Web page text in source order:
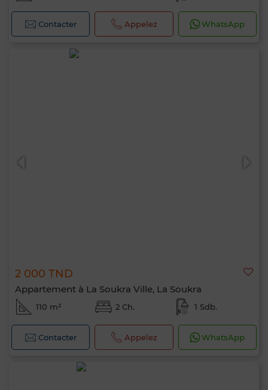
Contacter Appelez WhatsApp
2 000 TND
Appartement à La Soukra Ville, La Soukra
110 m² 2 Ch. 1 Sdb.
Contacter Appelez WhatsApp